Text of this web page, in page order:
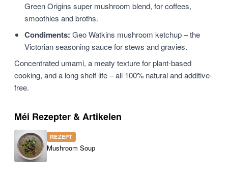
Green Origins super mushroom blend, for coffees,
smoothies and broths.
Condiments: Geo Watkins mushroom ketchup – the
Victorian seasoning sauce for stews and gravies.
Concentrated umami, a meaty texture for plant-based
cooking, and a long shelf life – all 100% natural and additive-
free.
Méi Rezepter & Artikelen
REZEPT
Mushroom Soup